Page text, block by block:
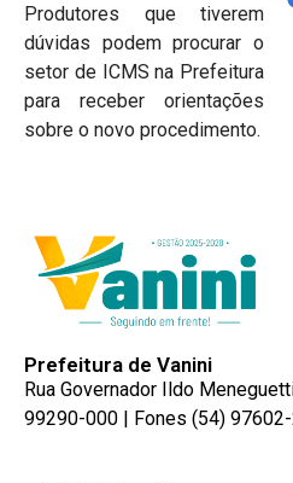
Produtores que tiverem
dúvidas podem procurar o
setor de ICMS na Prefeitura
para receber orientações
sobre o novo procedimento.
Prefeitura de Vanini
Rua Governador Ildo
99290-000 | Fones (54)